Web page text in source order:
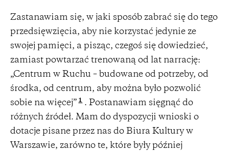
Zastanawiam się, w jaki sposób zabrać się do tego
przedsięwzięcia, aby nie korzystać jedynie ze
swojej pamięci, a pisząc, czegoś się dowiedzieć,
zamiast powtarzać trenowaną od lat narrację:
„Centrum w Ruchu – budowane od potrzeby, od
środka, od centrum, aby można było pozwolić
sobie na więcej” 1 . Postanawiam sięgnąć do
różnych źródeł. Mam do dyspozycji wnioski o
dotacje pisane przez nas do Biura Kultury w
Warszawie, zarówno te, które były później